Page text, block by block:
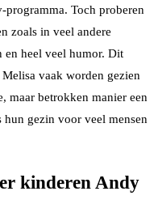
programma. Toch proberen
zoals in veel andere
en heel veel humor. Dit
vaak worden gezien
maar betrokken manier een
gezin voor veel mensen
kinderen Andy